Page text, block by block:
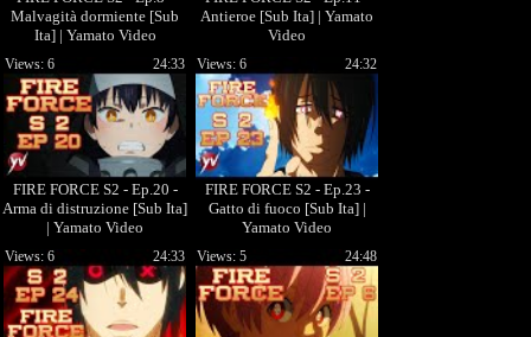
Malvagità dormiente [Sub
Ita] | Yamato Video
Antieroe [Sub Ita] | Yamato
Video
FIRE FORCE S2 - Ep.20 -
Arma di distruzione [Sub Ita]
| Yamato Video
24:33
Views: 6
FIRE FORCE S2 - Ep.23 -
Gatto di fuoco [Sub Ita] |
Yamato Video
24:32
Views: 6
24:33
Views: 6 24:48
Views: 5